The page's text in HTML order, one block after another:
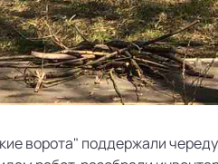
ворота" поддержали